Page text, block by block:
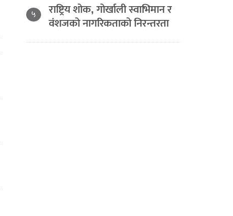
५ राष्ट्रिय शोक, गोर्खाली स्वाभिमान र
वंशजको नागरिकताको निरन्तरता